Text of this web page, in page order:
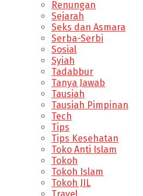
Renungan
Sejarah
Seks dan Asmara
Serba-Serbi
Sosial
Syiah
Tadabbur
Tanya Jawab
Tausiah
Tausiah Pimpinan
Tech
Tips
Tips Kesehatan
Toko Anti Islam
Tokoh
Tokoh Islam
Tokoh JIL
Travel